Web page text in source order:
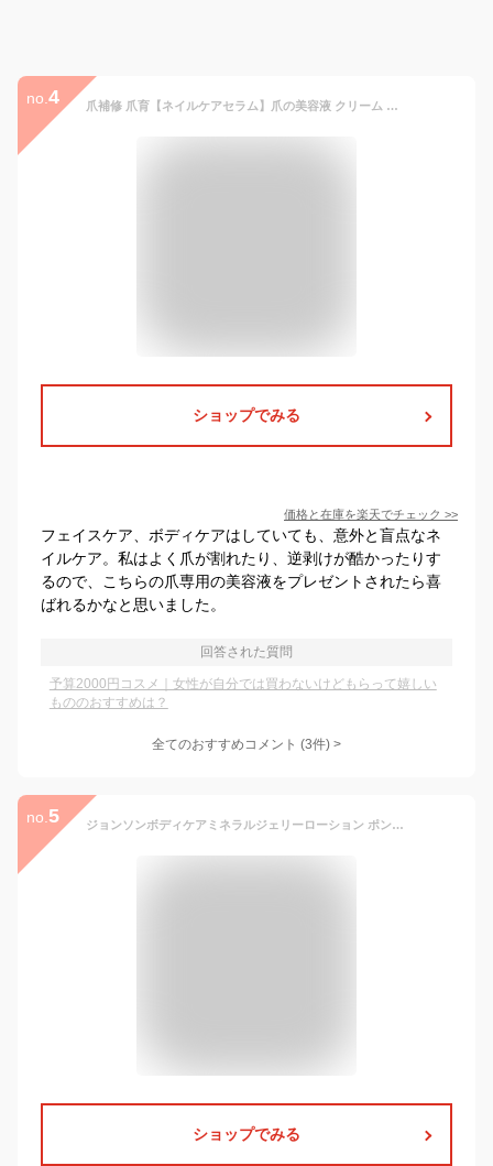
no. 4 爪補修 爪育【ネイルケアセラム】爪の美容液 クリーム 乾燥 割れ 二枚爪 ささくれ 日本製 国内製造 チューブ 12g
ショップでみる
価格と在庫を楽天でチェック >>
フェイスケア、ボディケアはしていても、意外と盲点なネ
イルケア。私はよく爪が割れたり、逆剥けが酷かったりす
るので、こちらの爪専用の美容液をプレゼントされたら喜
ばれるかなと思いました。
回答された質問
予算2000円コスメ｜女性が自分では買わないけどもらって嬉しい
もののおすすめは？
全てのおすすめコメント (3件) >
no. 5 ジョンソンボディケアミネラルジェリーローション ポンプその他アクアミネラルの香り本体
ショップでみる